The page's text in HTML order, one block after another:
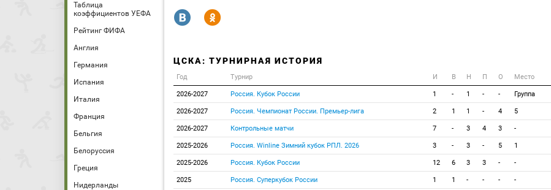
Таблица
коэффициентов УЕФА
Рейтинг ФИФА
Англия
Германия
Испания
Италия
Франция
Бельгия
Белоруссия
Греция
Нидерланды
R Y
ЦСКА: ТУРНИРНАЯ ИСТОРИЯ
Год Турнир И В Н П О Место
2026-2027 Россия. Кубок России 1 - 1 - - Группа
2026-2027 Россия. Чемпионат России. Премьер-лига 2 1 1 - 4 5
2026-2027 Контрольные матчи 7 - 3 4 3 -
2025-2026 Россия. Winline Зимний кубок РПЛ. 2026 3 - 3 - 5 1
2025-2026 Россия. Кубок России 12 6 3 3 - -
2025 Россия. Суперкубок России 1 1 - - - -